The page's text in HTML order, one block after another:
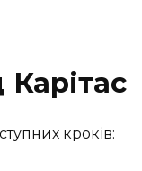
кроків: